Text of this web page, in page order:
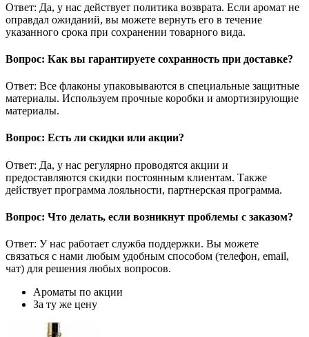
Ответ: Да, у нас действует политика возврата. Если аромат не
оправдал ожиданий, вы можете вернуть его в течение
указанного срока при сохранении товарного вида.
Вопрос: Как вы гарантируете сохранность при доставке?
Ответ: Все флаконы упаковываются в специальные защитные
материалы. Используем прочные коробки и амортизирующие
материалы.
Вопрос: Есть ли скидки или акции?
Ответ: Да, у нас регулярно проводятся акции и
предоставляются скидки постоянным клиентам. Также
действует программа лояльности, партнерская программа.
Вопрос: Что делать, если возникнут проблемы с заказом?
Ответ: У нас работает служба поддержки. Вы можете
связаться с нами любым удобным способом (телефон, email,
чат) для решения любых вопросов.
Ароматы по акции
За ту же цену